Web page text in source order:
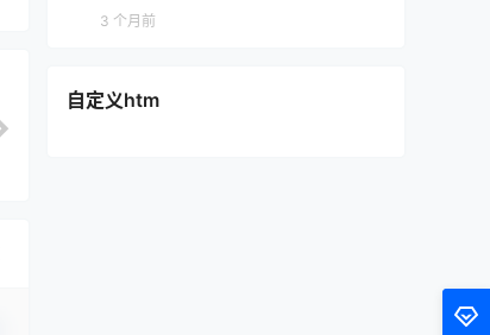
3 个月前
自定义htm